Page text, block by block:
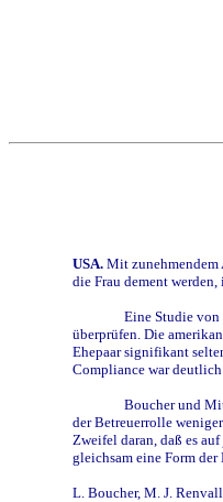
USA. Mit zunehmendem
die Frau dement
Eine Studie
überprüfen. Die
Ehepaar signifikant
Compliance war
Boucher und
der Betreuerrolle
Zweifel daran, daß es
gleichsam eine Form
L. Boucher, M. J.